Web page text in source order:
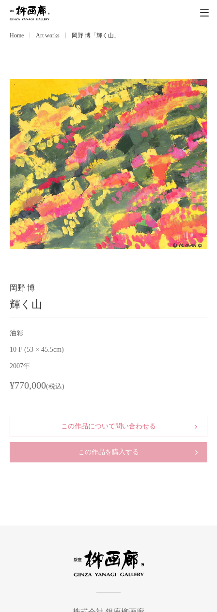
Exhibitions
Artists 作家
Art works 作品一覧
Catalog カタログ
Schedule スケジュール
About 会社案内
Contact
Purchase assessment
Home Art works 岡野 博「輝く山」
岡野 博
輝く山
油彩
10 F (53 × 45.5cm)
2007年
¥770,000(税込)
この作品について問い合わせる
この作品を購入する